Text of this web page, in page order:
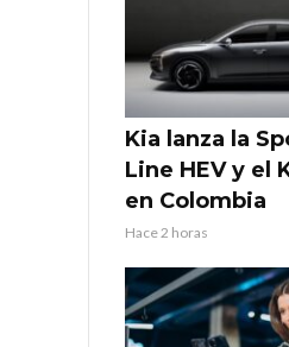
Kia lanza la
Line HEV y el
en Colombia
Hace 2 horas